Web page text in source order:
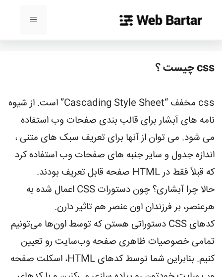
فهرست
css چیست ؟
css مخفف “Cascading Style Sheet” است. از شیوه
نامه های آبشار برای قالب بندی صفحات وب استفاده
می شود. می توان از آنها برای تعریف سبک های متنی ،
اندازه جدول و سایر جنبه های صفحات وب استفاده کرد
که قبلاً فقط در HTML صفحه قابل تعریف بودند.
حالا چرا آبشاری؟ چون دستورات CSS اعمال شده به
هرعنصر، بر فرزندان اون عنصر هم تاثیر دارن.
کدهای CSS دستوراتی هستن که توسط اون‌ها می‌تونیم
تمامی خصوصیات ظاهری صفحه وب‌سایت رو تعیین
کنیم. بنابراین شما توسط کدهای HTML، اسکلت صفحه